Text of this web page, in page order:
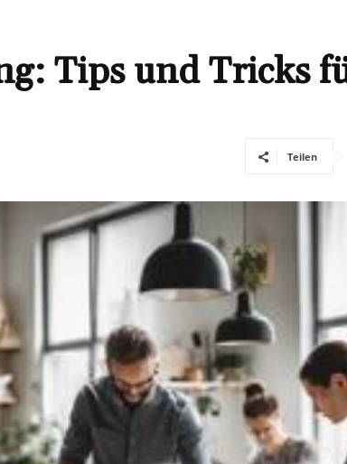
Tips und Tricks
Teilen